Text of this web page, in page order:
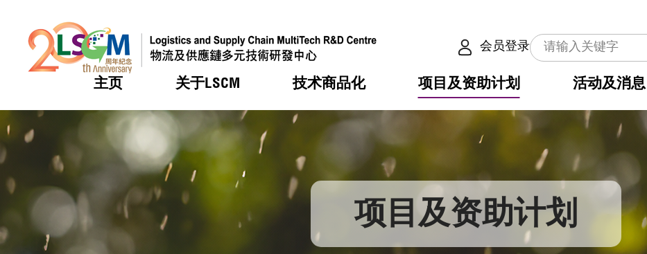
会员登录
主页 关于LSCM
热门
LSCM 动向
机构简介
服务范畴
组织架构
技术商品化
热门
LSCM 动向
服务
应用于公共服务之创新技术
项目及资助计划
热门
LSCM 动向
合作计划
资助计划
活动及消息
热门
LSCM 动向
活动
业界活动
奖项
热门
LSCM 动向
会籍及服务
会员列表
项目及资助计划